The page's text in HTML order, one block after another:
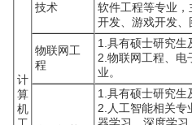
计
算
机
技术
软件工程等专业
开发、游戏开发、
物联网工
程
1.具有硕士研究生
2.物联网工程、电
业。
1.具有硕士研究生
2.人工智能相关专